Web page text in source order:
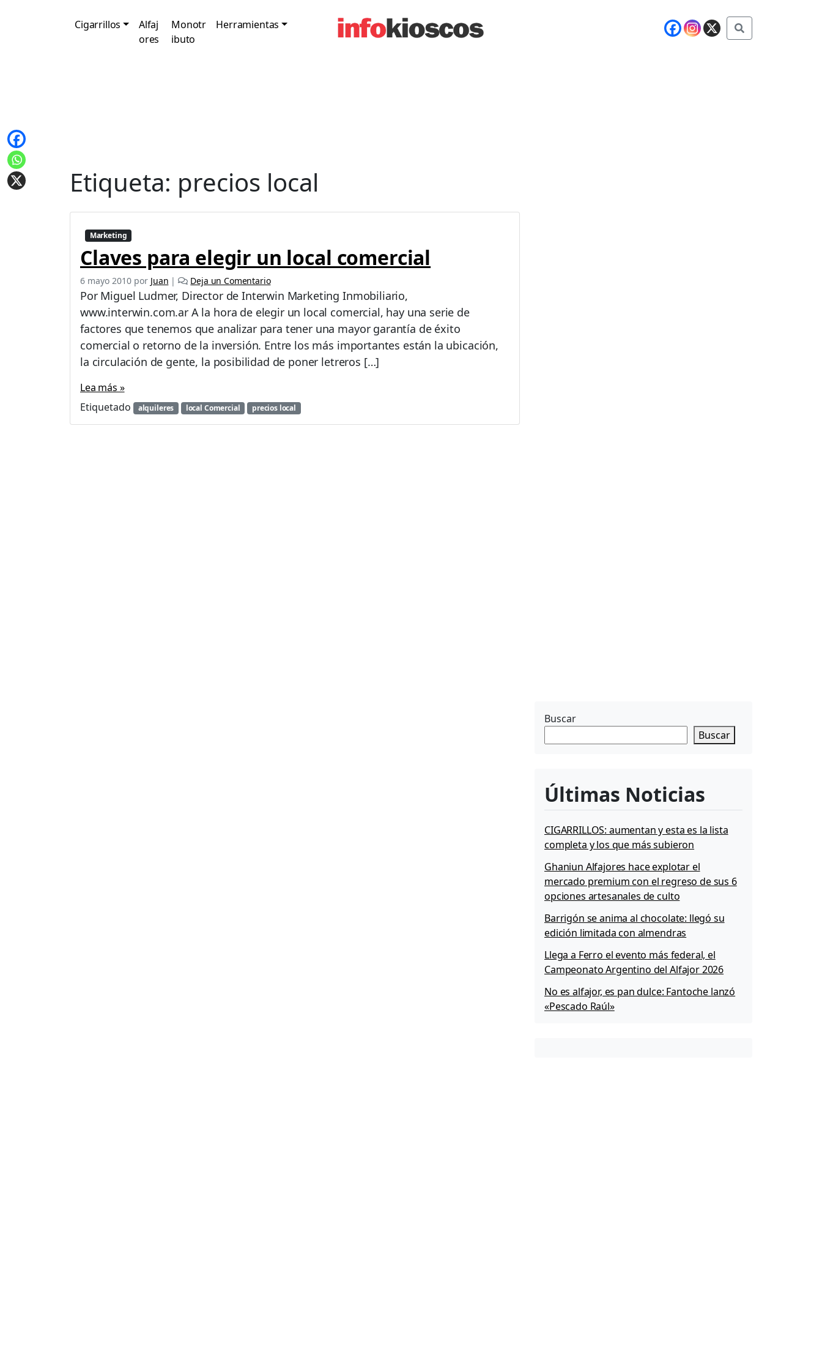
Cigarrillos
Alfaj
ores
Monotr
ibuto
Herramientas
Etiqueta: precios local
Marketing
Claves para elegir un local comercial
6 mayo 2010 por Juan | Deja un Comentario
Por Miguel Ludmer, Director de Interwin Marketing Inmobiliario,
www.interwin.com.ar A la hora de elegir un local comercial, hay una serie de
factores que tenemos que analizar para tener una mayor garantía de éxito
comercial o retorno de la inversión. Entre los más importantes están la ubicación,
la circulación de gente, la posibilidad de poner letreros […]
Lea más »
Etiquetado
alquileres local Comercial precios local
Buscar
Buscar
Últimas Noticias
CIGARRILLOS: aumentan y esta es la lista
completa y los que más subieron
Ghaniun Alfajores hace explotar el
mercado premium con el regreso de sus 6
opciones artesanales de culto
Barrigón se anima al chocolate: llegó su
edición limitada con almendras
Llega a Ferro el evento más federal, el
Campeonato Argentino del Alfajor 2026
No es alfajor, es pan dulce: Fantoche lanzó
«Pescado Raúl»